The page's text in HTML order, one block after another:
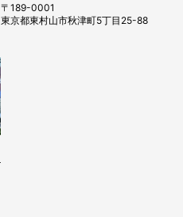
〒189-0001
東京都東村山市秋津町5丁目25-88